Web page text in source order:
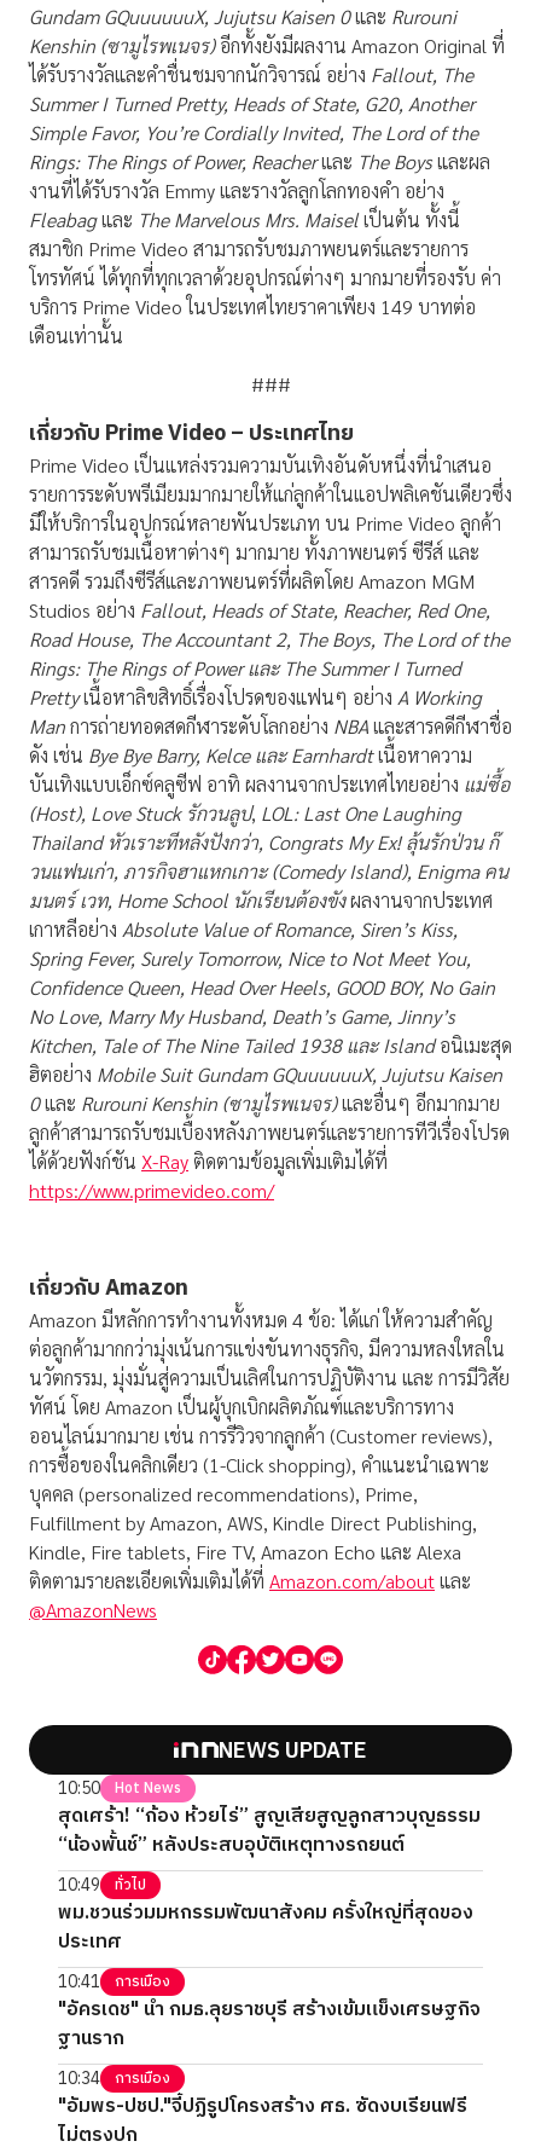
Gundam GQuuuuuuX, Jujutsu Kaisen 0และ Rurouni
Kenshin (ซามูไรพเนจร)อีกทั้งยังมีผลงาน Amazon Original ที่
ได้รับรางวัลและคำชื่นชมจากนักวิจารณ์ อย่าง Fallout, The
Summer I Turned Pretty, Heads of State, G20, Another
Simple Favor, You’re Cordially Invited, The Lord of the
Rings: The Rings of Power, Reacherและ The Boysและผล
งานที่ได้รับรางวัล Emmy และรางวัลลูกโลกทองคำ อย่าง
Fleabagและ The Marvelous Mrs. Maiselเป็นต้น ทั้งนี้
สมาชิก Prime Video สามารถรับชมภาพยนตร์และรายการ
โทรทัศน์ ได้ทุกที่ทุกเวลาด้วยอุปกรณ์ต่างๆ มากมายที่รองรับ ค่า
บริการ Prime Video ในประเทศไทยราคาเพียง 149 บาทต่อ
เดือนเท่านั้น
###
เกี่ยวกับ Prime Video – ประเทศไทย
Prime Video เป็นแหล่งรวมความบันเทิงอันดับหนึ่งที่นำเสนอ
รายการระดับพรีเมียมมากมายให้แก่ลูกค้าในแอปพลิเคชันเดียวซึ่ง
มีให้บริการในอุปกรณ์หลายพันประเภท บน Prime Video ลูกค้า
สามารถรับชมเนื้อหาต่างๆ มากมาย ทั้งภาพยนตร์ ซีรีส์ และ
สารคดี รวมถึงซีรีส์และภาพยนตร์ที่ผลิตโดย Amazon MGM
Studios อย่าง Fallout, Heads of State, Reacher, Red One,
Road House, The Accountant 2, The Boys, The Lord of the
Rings: The Rings of Powerและ The Summer I Turned
Prettyเนื้อหาลิขสิทธิ์เรื่องโปรดของแฟนๆ อย่าง A Working
Manการถ่ายทอดสดกีฬาระดับโลกอย่าง NBAและสารคดีกีฬาชื่อ
ดัง เช่น Bye Bye Barry, KelceและEarnhardtเนื้อหาความ
บันเทิงแบบเอ็กซ์คลูซีฟ อาทิ ผลงานจากประเทศไทยอย่าง แม่ซื้อ
(Host), Love Stuck รักวนลูป, LOL: Last One Laughing
Thailandหัวเราะทีหลังปังกว่า, Congrats My Ex!ลุ้นรักป่วน ก๊
วนแฟนเก่า, ภารกิจฮาแหกเกาะ (Comedy Island), Enigmaคน
มนตร์ เวท, Home School นักเรียนต้องขังผลงานจากประเทศ
เกาหลีอย่าง Absolute Value of Romance, Siren’s Kiss,
Spring Fever, Surely Tomorrow, Nice to Not Meet You,
Confidence Queen, Head Over Heels, GOOD BOY, No Gain
No Love, Marry My Husband, Death’s Game, Jinny’s
Kitchen, Tale of The Nine Tailed 1938และIslandอนิเมะสุด
ฮิตอย่าง Mobile Suit Gundam GQuuuuuuX, Jujutsu Kaisen
0และ Rurouni Kenshin (ซามูไรพเนจร)และอื่นๆ อีกมากมาย
ลูกค้าสามารถรับชมเบื้องหลังภาพยนตร์และรายการทีวีเรื่องโปรด
ได้ด้วยฟังก์ชัน X-Ray ติดตามข้อมูลเพิ่มเติมได้ที่
https://www.primevideo.com/
เกี่ยวกับAmazon
Amazon มีหลักการทำงานทั้งหมด 4 ข้อ: ได้แก่ ให้ความสำคัญ
ต่อลูกค้ามากกว่ามุ่งเน้นการแข่งขันทางธุรกิจ, มีความหลงใหลใน
นวัตกรรม, มุ่งมั่นสู่ความเป็นเลิศในการปฏิบัติงาน และ การมีวิสัย
ทัศน์ โดย Amazon เป็นผู้บุกเบิกผลิตภัณฑ์และบริการทาง
ออนไลน์มากมาย เช่น การรีวิวจากลูกค้า (Customer reviews),
การซื้อของในคลิกเดียว (1-Click shopping), คำแนะนำเฉพาะ
บุคคล (personalized recommendations), Prime,
Fulfillment by Amazon, AWS, Kindle Direct Publishing,
Kindle, Fire tablets, Fire TV, Amazon Echo และ Alexa
ติดตามรายละเอียดเพิ่มเติมได้ที่ Amazon.com/aboutและ
@AmazonNews
NEWS UPDATE
10:50 Hot News
สุดเศร้า! “ก้อง ห้วยไร่” สูญเสียสูญลูกสาวบุญธรรม
“น้องพั้นช์” หลังประสบอุบัติเหตุทางรถยนต์
10:49 ทั่วไป
พม.ชวนร่วมมหกรรมพัฒนาสังคม ครั้งใหญ่ที่สุดของ
ประเทศ
10:41 การเมือง
"อัครเดช" นำ กมธ.ลุยราชบุรี สร้างเข้มแข็งเศรษฐกิจ
ฐานราก
10:34 การเมือง
"อัมพร-ปชป."จี้ปฏิรูปโครงสร้าง ศธ. ซัดงบเรียนฟรี
ไม่ตรงปก